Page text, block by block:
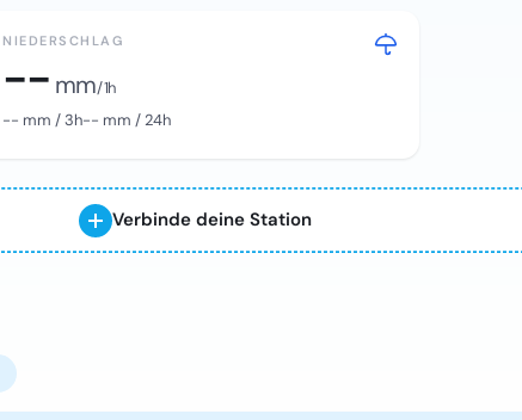
NIEDERSCHLAG
-- mm/ 1h
-- mm / 3h-- mm / 24h
Verbinde deine Station